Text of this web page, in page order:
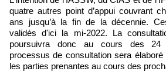
quatre autres point d’appui couvrant
ans jusqu’à la fin de la décennie.
validés d'ici la mi-2022. La
poursuivra donc au cours des 24
processus de consultation sera
les parties prenantes au cours des